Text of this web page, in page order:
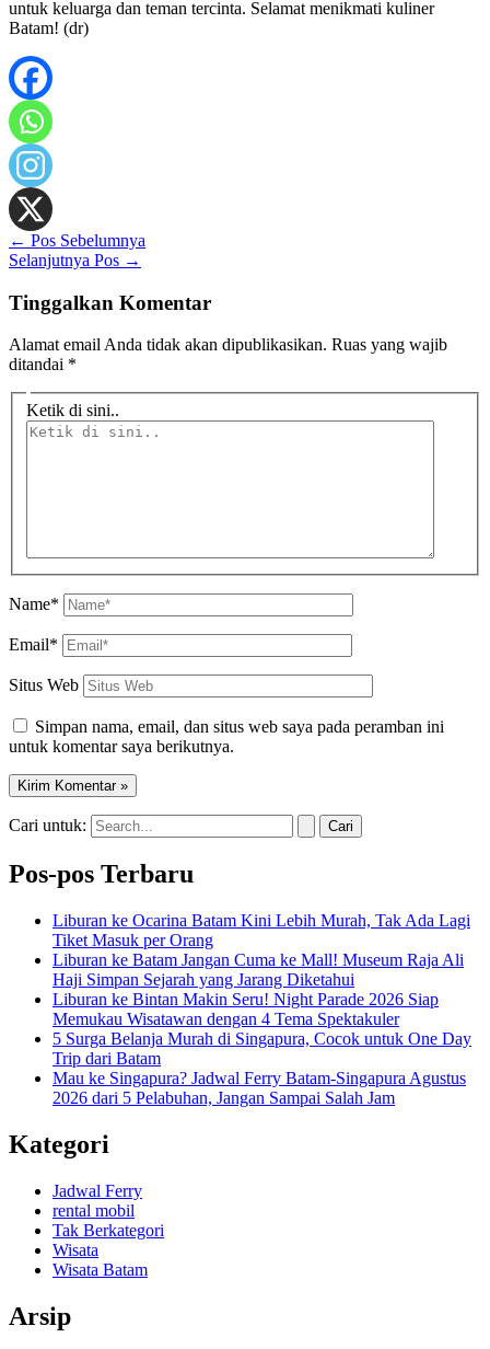
untuk keluarga dan teman tercinta. Selamat menikmati kuliner
Batam! (dr)
← Pos Sebelumnya
Selanjutnya Pos →
Tinggalkan Komentar
Alamat email Anda tidak akan dipublikasikan. Ruas yang wajib
ditandai *
Ketik di sini..
Name*
Email*
Situs Web
Simpan nama, email, dan situs web saya pada peramban ini
untuk komentar saya berikutnya.
Cari untuk:
Pos-pos Terbaru
Liburan ke Ocarina Batam Kini Lebih Murah, Tak Ada Lagi
Tiket Masuk per Orang
Liburan ke Batam Jangan Cuma ke Mall! Museum Raja Ali
Haji Simpan Sejarah yang Jarang Diketahui
Liburan ke Bintan Makin Seru! Night Parade 2026 Siap
Memukau Wisatawan dengan 4 Tema Spektakuler
5 Surga Belanja Murah di Singapura, Cocok untuk One Day
Trip dari Batam
Mau ke Singapura? Jadwal Ferry Batam-Singapura Agustus
2026 dari 5 Pelabuhan, Jangan Sampai Salah Jam
Kategori
Jadwal Ferry
rental mobil
Tak Berkategori
Wisata
Wisata Batam
Arsip